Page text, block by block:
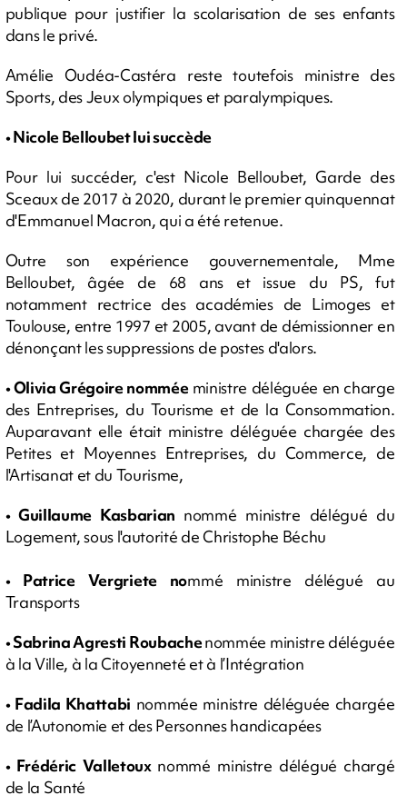
publique pour justifier la scolarisation de ses enfants
dans le privé.
Amélie Oudéa-Castéra reste toutefois ministre des
Sports, des Jeux olympiques et paralympiques.
• Nicole Belloubet lui succède
Pour lui succéder, c'est Nicole Belloubet, Garde des
Sceaux de 2017 à 2020, durant le premier quinquennat
d'Emmanuel Macron, qui a été retenue.
Outre son expérience gouvernementale, Mme
Belloubet, âgée de 68 ans et issue du PS, fut
notamment rectrice des académies de Limoges et
Toulouse, entre 1997 et 2005, avant de démissionner en
dénonçant les suppressions de postes d'alors.
•Olivia Grégoire nomméeministre déléguée en charge
des Entreprises, du Tourisme et de la Consommation.
Auparavant elle était ministre déléguée chargée des
Petites et Moyennes Entreprises, du Commerce, de
l'Artisanat et du Tourisme,
• Guillaume Kasbarian nommé ministre délégué du
Logement, sous l'autorité de Christophe Béchu
• Patrice Vergriete nommé ministre délégué au
Transports
• Sabrina Agresti Roubachenommée ministre déléguée
à la Ville, à la Citoyenneté et à l’Intégration
• Fadila Khattabi nommée ministre déléguée chargée
de l’Autonomie et des Personnes handicapées
• Frédéric Valletoux nommé ministre délégué chargé
de la Santé